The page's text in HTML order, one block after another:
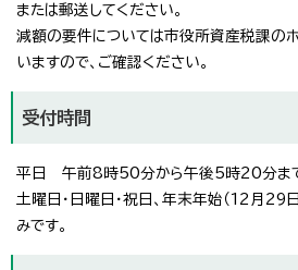
または郵送してください。
減額の要件については市役所資産税課の
いますので、ご確認ください。
受付時間
平日 午前8時50分から午後5時20分ま
土曜日・日曜日・祝日、年末年始（12月29
みです。